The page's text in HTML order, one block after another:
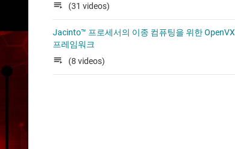
(31 videos)
Jacinto™ 프로세서의 이종 컴퓨팅을 위한 OpenVX
프레임워크
(8 videos)